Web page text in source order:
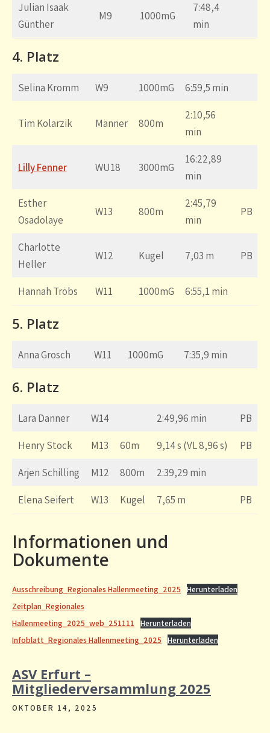
Julian Isaak
Günther
M9 1000mG
7:48,4
min
4. Platz
Selina Kromm W9 1000mG 6:59,5 min
Tim Kolarzik Männer 800m
2:10,56
min
Lilly Fenner WU18 3000mG
16:22,89
min
Esther
Osadolaye
W13 800m
2:45,79
min
PB
Charlotte
Heller
W12 Kugel 7,03 m PB
Hannah Tröbs W11 1000mG 6:55,1 min
5. Platz
Anna Grosch W11 1000mG 7:35,9 min
6. Platz
Lara Danner W14 2:49,96 min PB
Henry Stock M13 60m 9,14 s (VL 8,96 s) PB
Arjen Schilling M12 800m 2:39,29 min
Elena Seifert W13 Kugel 7,65 m PB
Informationen und
Dokumente
Ausschreibung_Regionales Hallenmeeting_2025
Herunterladen
Zeitplan_Regionales
Hallenmeeting_2025_web_251111
Herunterladen
Infoblatt_Regionales Hallenmeeting_2025
Herunterladen
ASV Erfurt –
Mitgliederversammlung 2025
OKTOBER 14, 2025